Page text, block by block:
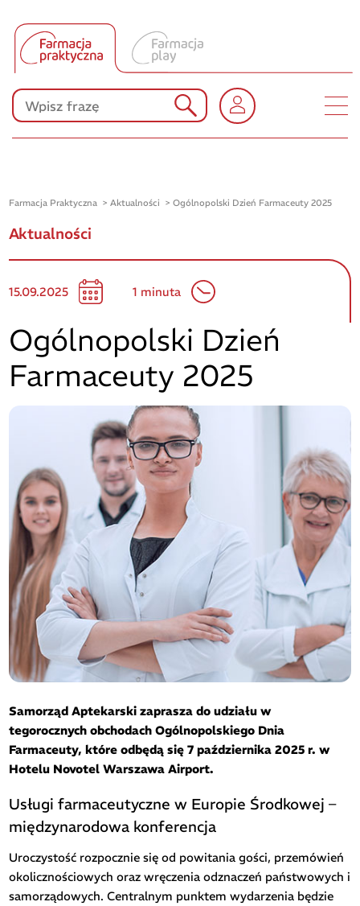
Produkty Polpharmy
KONKURSY
Farmacja Praktyczna Aktualności Ogólnopolski Dzień Farmaceuty 2025
Aktualności
15.09.2025 1 minuta
Ogólnopolski Dzień
Farmaceuty 2025
Samorząd Aptekarski zaprasza do udziału w
tegorocznych obchodach Ogólnopolskiego Dnia
Farmaceuty, które odbędą się 7 października 2025 r. w
Hotelu Novotel Warszawa Airport.
Usługi farmaceutyczne w Europie Środkowej –
międzynarodowa konferencja
Uroczystość rozpocznie się od powitania gości, przemówień
okolicznościowych oraz wręczenia odznaczeń państwowych i
samorządowych. Centralnym punktem wydarzenia będzie